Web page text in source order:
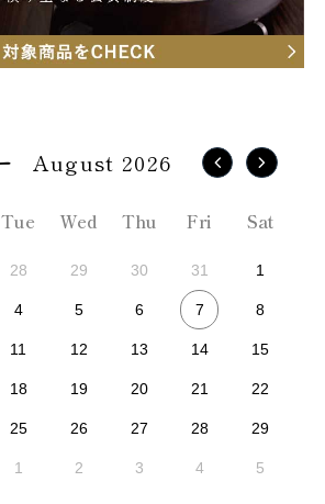
August 2026
Tue Wed Thu Fri Sat
28 29 30 31 1
4 5 6 7 8
11 12 13 14 15
18 19 20 21 22
25 26 27 28 29
1 2 3 4 5